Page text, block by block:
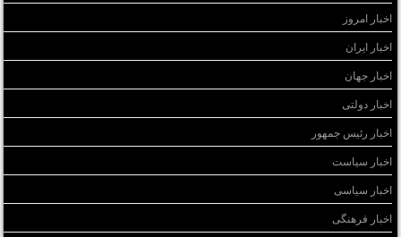
اخبار امروز
اخبار ایران
اخبار جهان
اخبار دولتی
اخبار رئیس جمهور
اخبار سیاست
اخبار سیاسی
اخبار فرهنگی